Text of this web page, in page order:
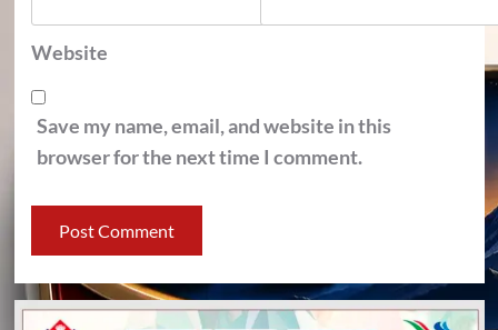
Website
Save my name, email, and website in this
browser for the next time I comment.